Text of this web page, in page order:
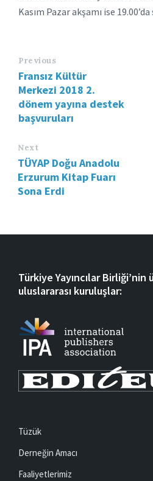
Kasım Pazar akşamı ise
Previous
Fransız Kültür
Merkezi 2018 2.
dönem yayına destek
başvuruları
Next
TÜYAP Doğu Anadolu
Erzurum Kitap Fuarı
Sona Erdi
Türkiye Yayıncılar Birliği’nin
uluslararası kuruluşlar:
Tüzük
Derneğin Amacı
Faaliyetlerimiz